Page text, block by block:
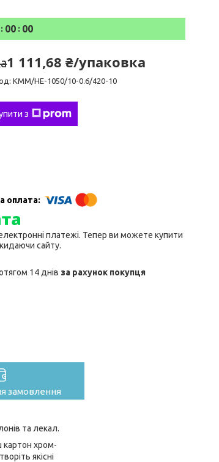
00 00
1 111,68 ₴/упаковка
KMM/HE-1050/10-0.6/420-10
з
платежі. Тепер ви можете купити
сайту.
14 днів за рахунок покупця
замовлення
та лекал.
картон хром-
якісні